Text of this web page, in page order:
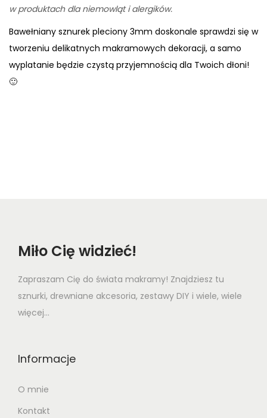
w produktach dla niemowląt i alergików.
Bawełniany sznurek pleciony 3mm doskonale sprawdzi się w
tworzeniu delikatnych makramowych dekoracji, a samo
wyplatanie będzie czystą przyjemnością dla Twoich dłoni!
🙂
Miło Cię widzieć!
Zapraszam Cię do świata makramy! Znajdziesz tu
sznurki, drewniane akcesoria, zestawy DIY i wiele, wiele
więcej...
Informacje
O mnie
Kontakt